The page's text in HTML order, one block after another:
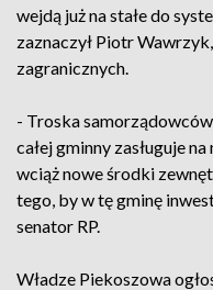
wejdą już na stałe do
zaznaczył Piotr
zagranicznych.
- Troska
całej gminny zasługuje
wciąż nowe środki
tego, by w tę gminę
senator RP.
Władze Piekoszowa